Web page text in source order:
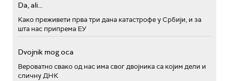
Da, ali...
Како преживети прва три дана катастрофе у Србији, и за
шта нас припрема ЕУ
Dvojnik mog oca
Вероватно свако од нас има свог двојника са којим дели и
сличну ДНК